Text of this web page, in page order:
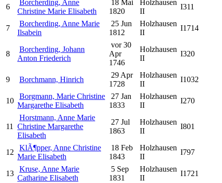
6
Borcherding, Anne
Christine Marie Elisabeth
18 Mai
1820
Holzhausen
II
I311
7
Borcherding, Anne Marie
Ilsabein
25 Jun
1812
Holzhausen
II
I1714
8
Borcherding, Johann
Anton Friederich
vor 30
Apr
1746
Holzhausen
II
I320
9 Borchmann, Hinrich
29 Apr
1728
Holzhausen
II
I1032
10
Borgmann, Marie Christine
Margarethe Elisabeth
27 Jan
1833
Holzhausen
II
I270
11
Horstmann, Anne Marie
Christine Margarethe
Elisabeth
27 Jul
1863
Holzhausen
II
I801
12
KlÃ¶pper, Anne Christine
Marie Elisabeth
18 Feb
1843
Holzhausen
II
I797
13
Kruse, Anne Marie
Catharine Elisabeth
5 Sep
1831
Holzhausen
II
I1721